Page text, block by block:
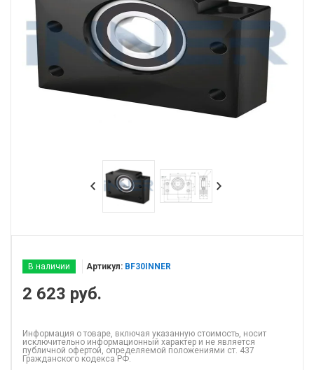
В наличии Артикул: BF30INNER
2 623 руб.
Информация о товаре, включая указанную стоимость, носит
исключительно информационный характер и не является
публичной офертой, определяемой положениями ст. 437
Гражданского кодекса РФ.